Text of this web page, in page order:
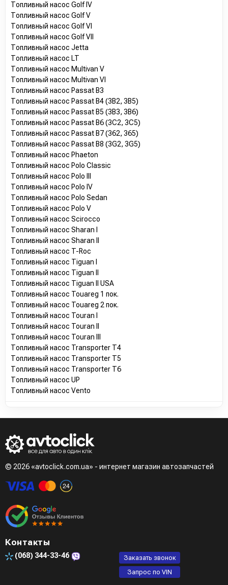
Топливный насос Golf IV
Топливный насос Golf V
Топливный насос Golf VI
Топливный насос Golf VII
Топливный насос Jetta
Топливный насос LT
Топливный насос Multivan V
Топливный насос Multivan VI
Топливный насос Passat B3
Топливный насос Passat B4 (3B2, 3B5)
Топливный насос Passat B5 (3B3, 3B6)
Топливный насос Passat B6 (3C2, 3C5)
Топливный насос Passat B7 (362, 365)
Топливный насос Passat B8 (3G2, 3G5)
Топливный насос Phaeton
Топливный насос Polo Classic
Топливный насос Polo III
Топливный насос Polo IV
Топливный насос Polo Sedan
Топливный насос Polo V
Топливный насос Scirocco
Топливный насос Sharan I
Топливный насос Sharan II
Топливный насос T-Roc
Топливный насос Tiguan I
Топливный насос Tiguan II
Топливный насос Tiguan II USA
Топливный насос Touareg 1 пок.
Топливный насос Touareg 2 пок.
Топливный насос Touran I
Топливный насос Touran II
Топливный насос Touran III
Топливный насос Transporter T4
Топливный насос Transporter T5
Топливный насос Transporter T6
Топливный насос UP
Топливный насос Vento
© 2026 «avtoclick.com.ua» - интернет магазин автозапчастей
Контакты
(068) 344-33-46
Заказать звонок
Запрос по VIN